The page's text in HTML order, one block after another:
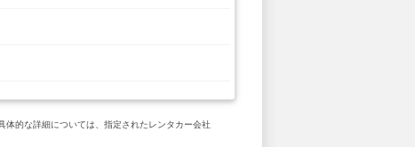
的な詳細については、指定されたレンタカー会社